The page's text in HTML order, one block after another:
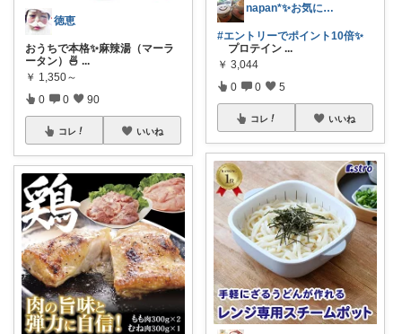
徳恵
おうちで本格✨麻辣湯（マーラ
ータン）🍜 ...
￥ 1,350～
0 0 90
コレ いいね
napan*✨お気に入りと暮らす毎日✨
#エントリーでポイント10倍✨
プロテイン ...
￥ 3,044
0 0 5
コレ いいね